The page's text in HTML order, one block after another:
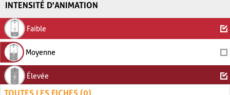
INTENSITÉ D'ANIMATION
Faible
Moyenne
Élevée